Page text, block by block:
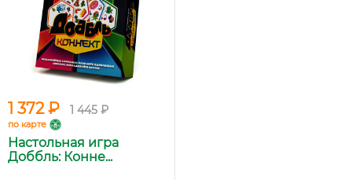
1 372 ₽ 1 445 ₽
по карте
Настольная игра
Доббль: Конне...